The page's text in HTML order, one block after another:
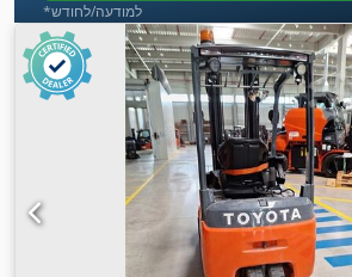
*למודעה/לחודש